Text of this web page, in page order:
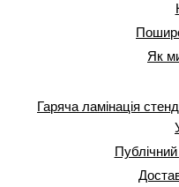
Як
Гаряча ламінація